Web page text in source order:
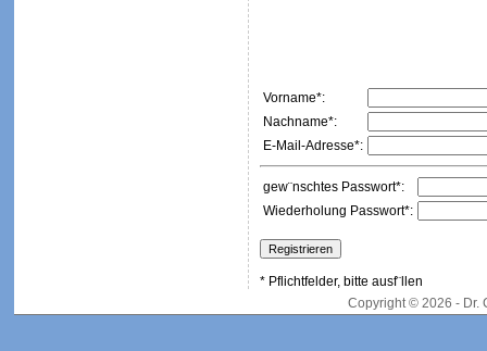
Vorname*:
Nachname*:
E-Mail-Adresse*:
gew¨nschtes Passwort*:
Wiederholung Passwort*:
* Pflichtfelder, bitte ausf¨llen
Copyright © 2026 - Dr.